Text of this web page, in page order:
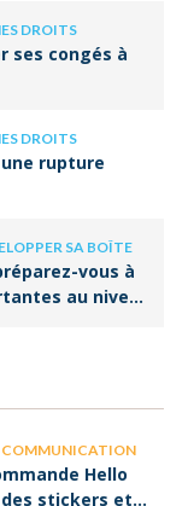
DROITS
ses congés à
DROITS
rupture
SA BOÎTE
vous à
au niveau
COMMUNICATION
Hello
stickers et